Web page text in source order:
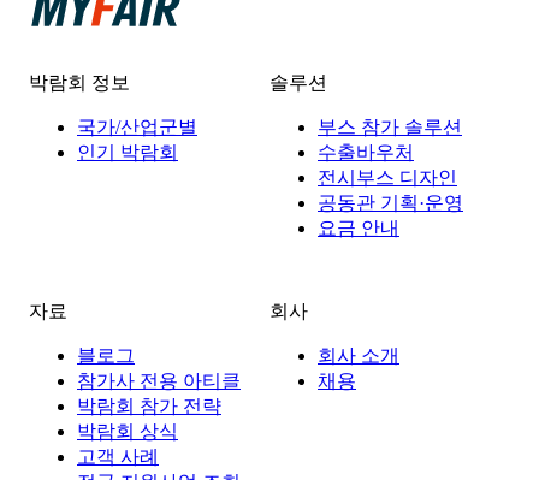
박람회 정보
국가/산업군별
인기 박람회
솔루션
부스 참가 솔루션
수출바우처
전시부스 디자인
공동관 기획·운영
요금 안내
자료
블로그
참가사 전용 아티클
박람회 참가 전략
박람회 상식
고객 사례
회사
회사 소개
채용